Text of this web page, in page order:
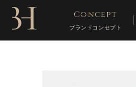
Concept
ブランドコンセプト